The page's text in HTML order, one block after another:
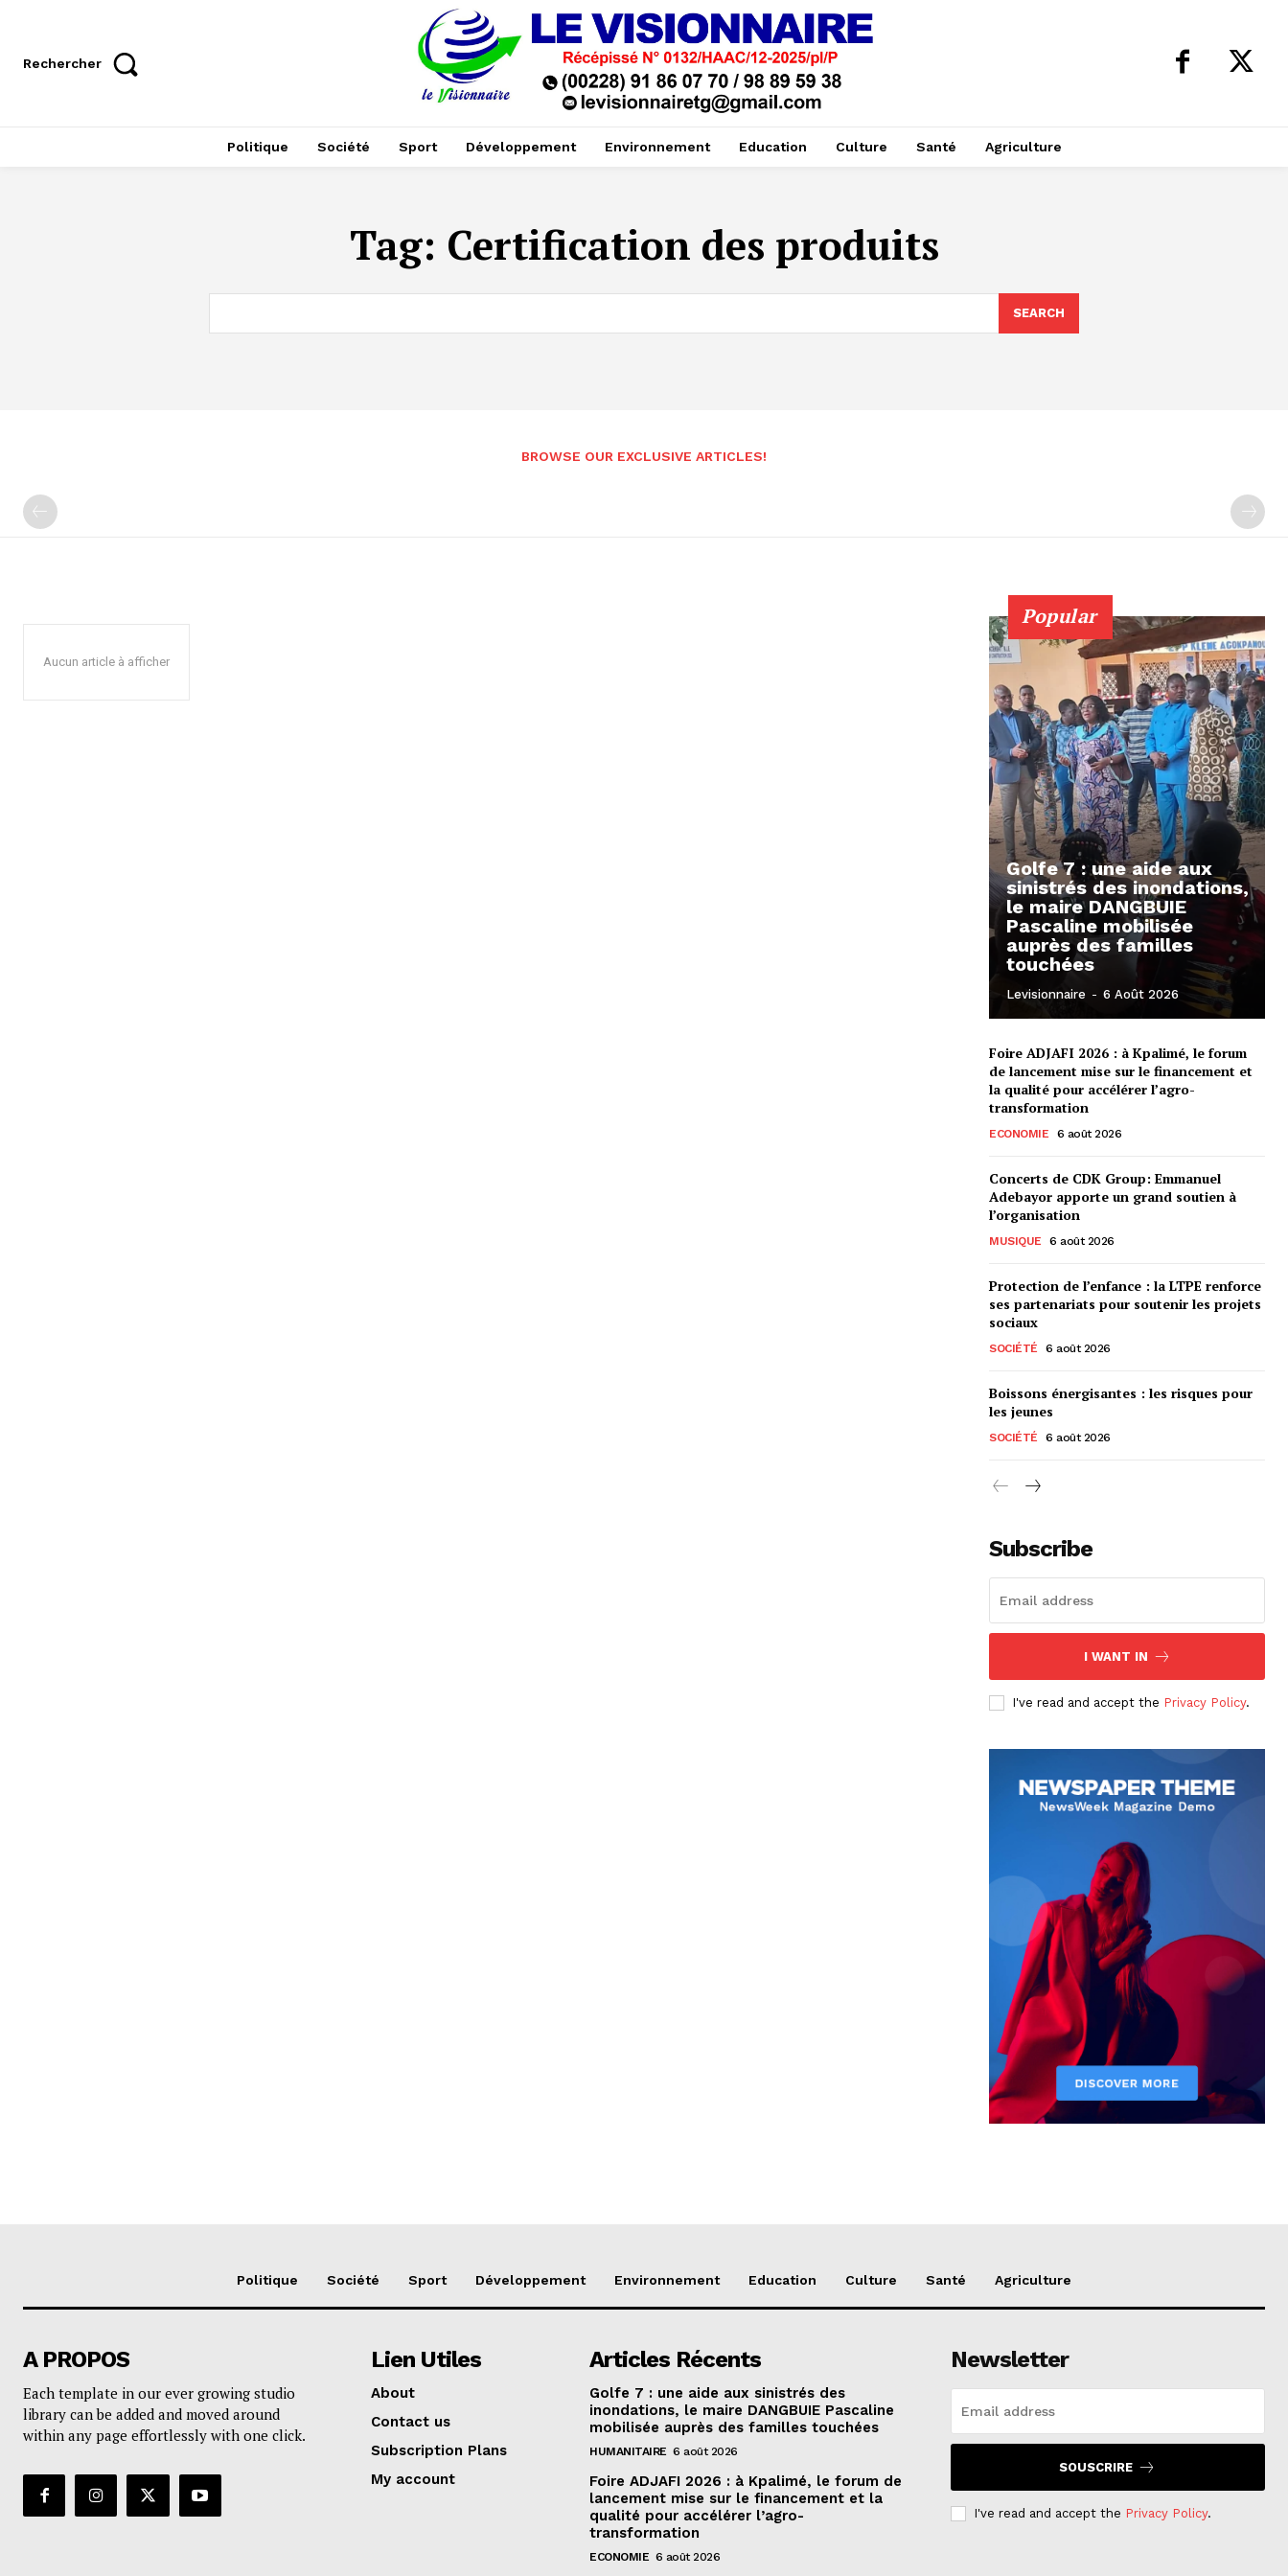
Rechercher
Politique Société Sport Développement Environnement Education Culture Santé Agriculture
Tag: Certification des produits
SEARCH
BROWSE OUR EXCLUSIVE ARTICLES!
Aucun article à afficher
Popular
Golfe 7 : une aide aux
sinistrés des inondations,
le maire DANGBUIE
Pascaline mobilisée
auprès des familles
touchées
Levisionnaire - 6 Août 2026
Foire ADJAFI 2026 : à Kpalimé, le forum
de lancement mise sur le financement et
la qualité pour accélérer l’agro-
transformation
ECONOMIE 6 août 2026
Concerts de CDK Group: Emmanuel
Adebayor apporte un grand soutien à
l’organisation
MUSIQUE 6 août 2026
Protection de l’enfance : la LTPE renforce
ses partenariats pour soutenir les projets
sociaux
SOCIÉTÉ 6 août 2026
Boissons énergisantes : les risques pour
les jeunes
SOCIÉTÉ 6 août 2026
Subscribe
I WANT IN
I've read and accept the Privacy Policy.
Politique Société Sport Développement Environnement Education Culture Santé Agriculture
A PROPOS
Each template in our ever growing studio
library can be added and moved around
within any page effortlessly with one click.
Lien Utiles
About
Contact us
Subscription Plans
My account
Articles Récents
Golfe 7 : une aide aux sinistrés des
inondations, le maire DANGBUIE Pascaline
mobilisée auprès des familles touchées
HUMANITAIRE 6 août 2026
Foire ADJAFI 2026 : à Kpalimé, le forum de
lancement mise sur le financement et la
qualité pour accélérer l’agro-
transformation
ECONOMIE 6 août 2026
Newsletter
SOUSCRIRE
I've read and accept the Privacy Policy.